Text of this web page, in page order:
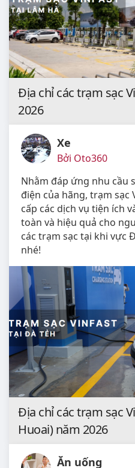
Địa chỉ các trạm sạc
2026
Xe
Bởi Oto360
Nhằm đáp ứng nhu cầu
điện của hãng, trạm sạc
cấp các dịch vụ tiện ích
toàn và hiệu quả cho
các trạm sạc tại khi vực
nhé!
Địa chỉ các trạm sạc
Huoai) năm 2026
Ăn uống